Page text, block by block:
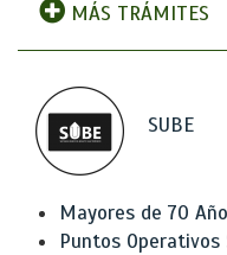
MÁS TRÁMITES
SUBE
Mayores de 70
Puntos Operativos